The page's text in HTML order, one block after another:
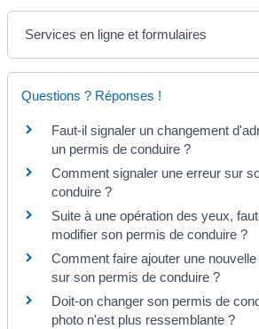
Services en ligne et formulaires
Questions ? Réponses !
Faut-il signaler un changement
un permis de conduire ?
Comment signaler une erreur sur
conduire ?
Suite à une opération des yeux,
modifier son permis de conduire ?
Comment faire ajouter une
sur son permis de conduire ?
Doit-on changer son permis de
photo n'est plus ressemblante ?